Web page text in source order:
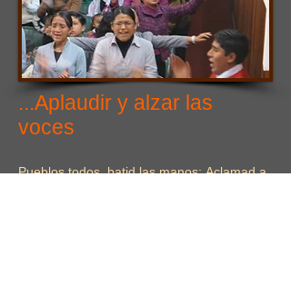
...Aplaudir y alzar las
voces
Pueblos todos, batid las manos; Aclamad a